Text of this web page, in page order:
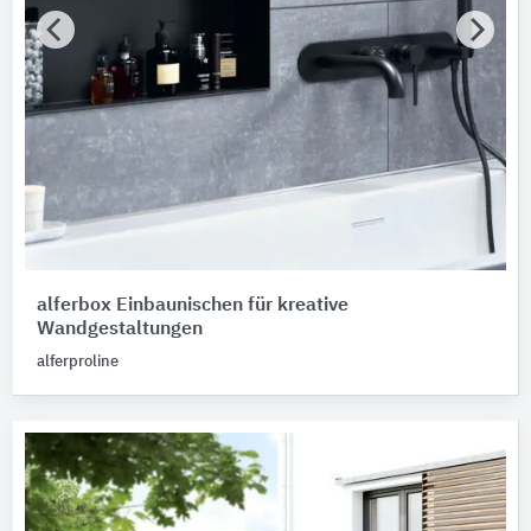
alferbox Einbaunischen für kreative
Wandgestaltungen
alferproline